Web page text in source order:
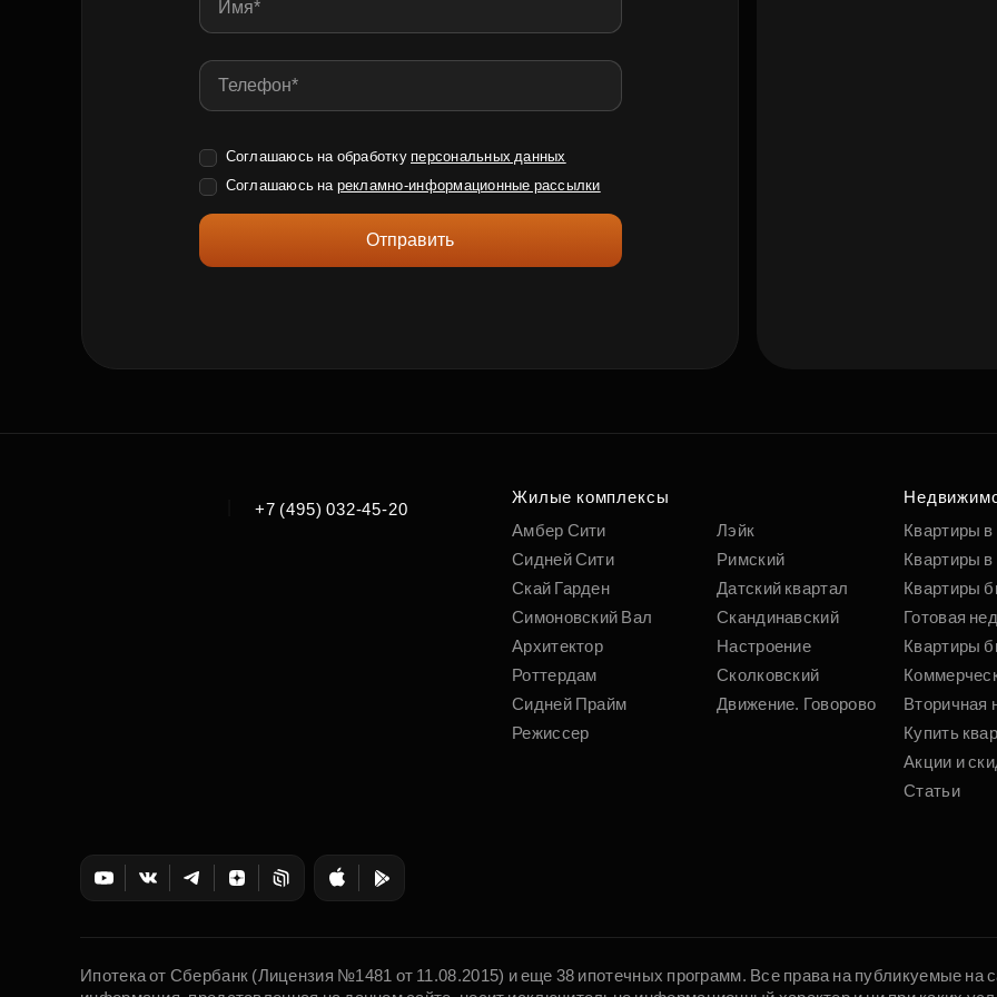
Соглашаюсь на обработку персональных данных
Соглашаюсь на рекламно-информационные рассылки
Отправить
+7 (495) 032-45-20
Жилые комплексы
Амбер Сити
Сидней Сити
Скай Гарден
Симоновский Вал
Архитектор
Роттердам
Сидней Прайм
Режиссер
Лэйк
Римский
Датский квартал
Скандинавский
Настроение
Сколковский
Движение. Говорово
Квартиры
Квартиры в
Квартиры
Готовая
Квартиры
Вторичная
Купить
Акции и
Статьи
Ипотека от Сбербанк (Лицензия №1481 от 11.08.2015) и еще 38 ипотечных программ. Все права на публикуемые